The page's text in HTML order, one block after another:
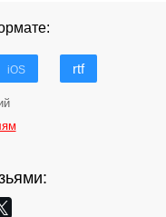
iOS rtf